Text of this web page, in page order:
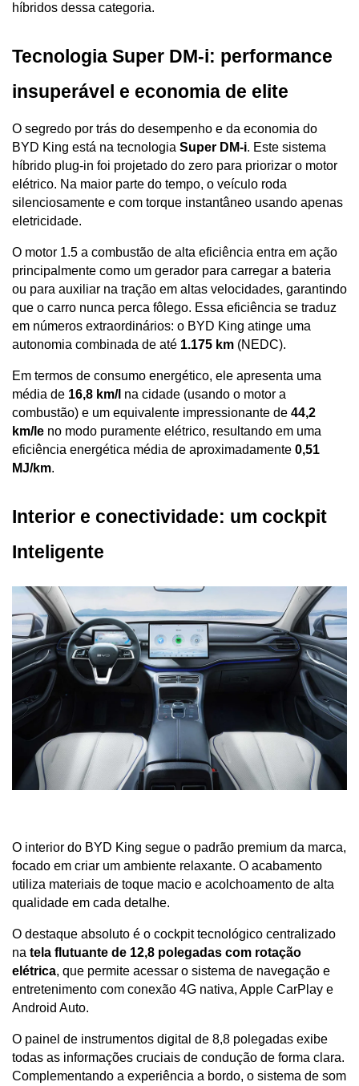
híbridos dessa categoria.
Tecnologia Super DM-i: performance
insuperável e economia de elite
O segredo por trás do desempenho e da economia do
BYD King está na tecnologia Super DM-i. Este sistema
híbrido plug-in foi projetado do zero para priorizar o motor
elétrico. Na maior parte do tempo, o veículo roda
silenciosamente e com torque instantâneo usando apenas
eletricidade.
O motor 1.5 a combustão de alta eficiência entra em ação
principalmente como um gerador para carregar a bateria
ou para auxiliar na tração em altas velocidades, garantindo
que o carro nunca perca fôlego. Essa eficiência se traduz
em números extraordinários: o BYD King atinge uma
autonomia combinada de até 1.175 km (NEDC).
Em termos de consumo energético, ele apresenta uma
média de 16,8 km/l na cidade (usando o motor a
combustão) e um equivalente impressionante de 44,2
km/le no modo puramente elétrico, resultando em uma
eficiência energética média de aproximadamente 0,51
MJ/km.
Interior e conectividade: um cockpit
Inteligente
O interior do BYD King segue o padrão premium da marca,
focado em criar um ambiente relaxante. O acabamento
utiliza materiais de toque macio e acolchoamento de alta
qualidade em cada detalhe.
O destaque absoluto é o cockpit tecnológico centralizado
na tela flutuante de 12,8 polegadas com rotação
elétrica, que permite acessar o sistema de navegação e
entretenimento com conexão 4G nativa, Apple CarPlay e
Android Auto.
O painel de instrumentos digital de 8,8 polegadas exibe
todas as informações cruciais de condução de forma clara.
Complementando a experiência a bordo, o sistema de som